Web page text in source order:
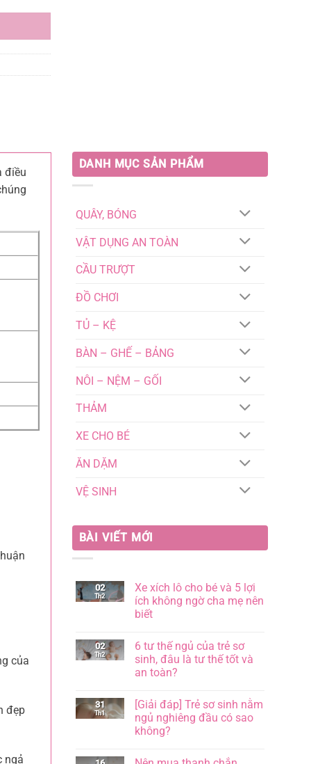
điều
của
đẹp
ngả
DANH MỤC SẢN PHẨM
QUÂY, BÓNG
VẬT DỤNG AN TOÀN
CẦU TRƯỢT
ĐỒ CHƠI
TỦ – KỆ
BÀN – GHẾ – BẢNG
NÔI – NỆM – GỐI
THẢM
XE CHO BÉ
ĂN DẶM
VỆ SINH
BÀI VIẾT MỚI
02
Th2
Xe xích lô cho bé và 5 lợi
ích không ngờ cha mẹ nên
biết
bình
luận
ở
Xe
cho
bé
và
5
lợi
02
Th2
6 tư thế ngủ của trẻ sơ
sinh, đâu là tư thế tốt và
an toàn?
bình
luận
ở
6
ngủ
31
Th1
[Giải đáp] Trẻ sơ sinh nằm
ngủ nghiêng đầu có sao
không?